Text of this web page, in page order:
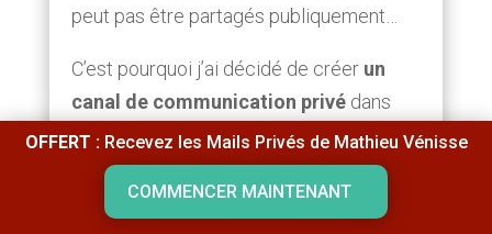
peut pas être partagés publiquement…
C’est pourquoi j’ai décidé de créer un
canal de communication privé dans
lequel je peux m’exprimer librement.
1 fois par semaine, le dimanche, j’envoie
un email approfondi dans lequel je
OFFERT :Recevez les Mails Privés de Mathieu Vénisse
COMMENCER MAINTENANT